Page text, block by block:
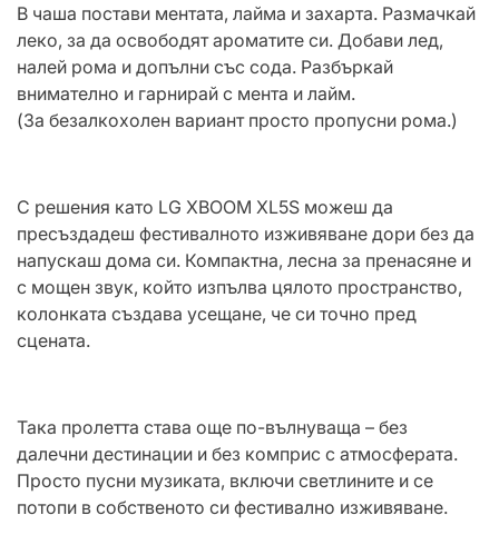
В чаша постави ментата, лайма и захарта. Размачкай
леко, за да освободят ароматите си. Добави лед,
налей рома и допълни със сода. Разбъркай
внимателно и гарнирай с мента и лайм.
(За безалкохолен вариант просто пропусни рома.)
С решения като LG XBOOM XL5S можеш да
пресъздадеш фестивалното изживяване дори без да
напускаш дома си. Компактна, лесна за пренасяне и
с мощен звук, който изпълва цялото пространство,
колонката създава усещане, че си точно пред
сцената.
Така пролетта става още по-вълнуваща – без
далечни дестинации и без комприс с атмосферата.
Просто пусни музиката, включи светлините и се
потопи в собственото си фестивално изживяване.